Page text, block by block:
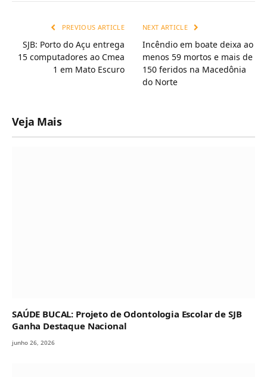
PREVIOUS ARTICLE
SJB: Porto do Açu entrega
15 computadores ao Cmea
1 em Mato Escuro
NEXT ARTICLE
Incêndio em boate deixa ao
menos 59 mortos e mais de
150 feridos na Macedônia
do Norte
Veja Mais
SAÚDE BUCAL: Projeto de Odontologia Escolar de SJB
Ganha Destaque Nacional
junho 26, 2026